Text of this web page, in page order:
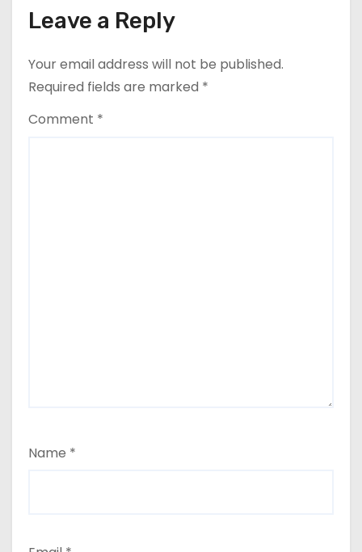
Leave a Reply
Your email address will not be published.
Required fields are marked *
Comment *
Name *